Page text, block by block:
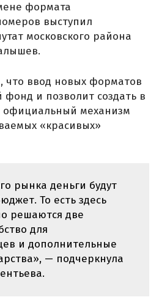
формата
выступил
московского района
что ввод новых форматов
и позволит создать в
официальный механизм
«красивых»
рынка деньги будут
То есть здесь
решаются две
для
и дополнительные
— подчеркнула